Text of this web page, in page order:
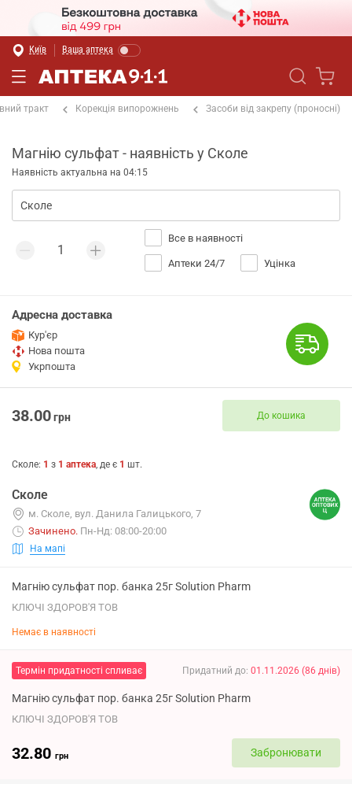
Київ Ваша аптека
тракт Корекція випорожнень Засоби від закрепу (проносні)
Магнію сульфат - наявність у Сколе
Наявність актуальна на 04:15
Все в наявності
Аптеки 24/7 Уцінка
Адресна доставка
Кур'єр
Нова пошта
Укрпошта
38.00грн До кошика
Сколе: 1 з 1 аптека, де є 1 шт.
Сколе
м. Сколе, вул. Данила Галицького, 7
Зачинено. Пн-Нд: 08:00-20:00
На мапі
Магнію сульфат пор. банка 25г Solution Pharm
КЛЮЧІ ЗДОРОВ'Я ТОВ
Немає в наявності
Термін придатності спливає Придатний до: 01.11.2026 (86 днів)
Магнію сульфат пор. банка 25г Solution Pharm
КЛЮЧІ ЗДОРОВ'Я ТОВ
32.80 грн Забронювати